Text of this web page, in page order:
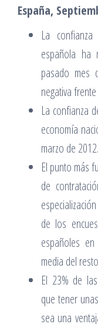
España,
La
española ha
pasado mes
negativa
La confianza
economía
marzo de 2012.
El punto más
de
de los
españoles
media del
El 23% de
que tener
sea una